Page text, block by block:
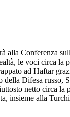
alla Conferenza
le voci circa la
ad Haftar
della Difesa russo,
netto circa
insieme alla